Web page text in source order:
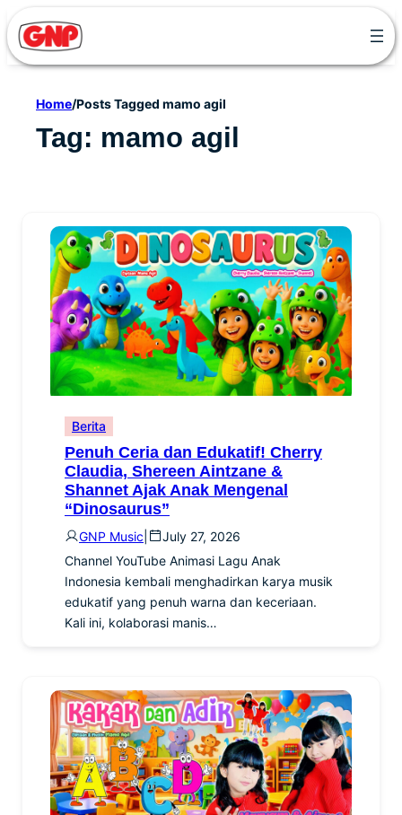
to
content
Home/Posts Tagged mamo agil
Tag: mamo agil
Berita
Penuh Ceria dan Edukatif! Cherry
Claudia, Shereen Aintzane &
Shannet Ajak Anak Mengenal
“Dinosaurus”
GNP Music
July 27, 2026
Channel YouTube Animasi Lagu Anak
Indonesia kembali menghadirkan karya musik
edukatif yang penuh warna dan keceriaan.
Kali ini, kolaborasi manis…